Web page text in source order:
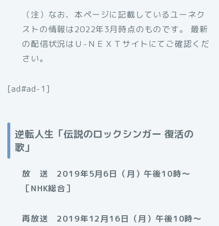
（注）なお、本ページに記載しているユーネク
ストの情報は2022年3月時点のものです。 最新
の配信状況はＵ-ＮＥＸＴサイトにてご確認くだ
さい。
[ad#ad-1]
逆転人生「伝説のロックシンガー 復活の
歌」
放 送 2019年5月6日（月）午後10時～
［NHK総合］
再放送 2019年12月16日（月）午後10時～